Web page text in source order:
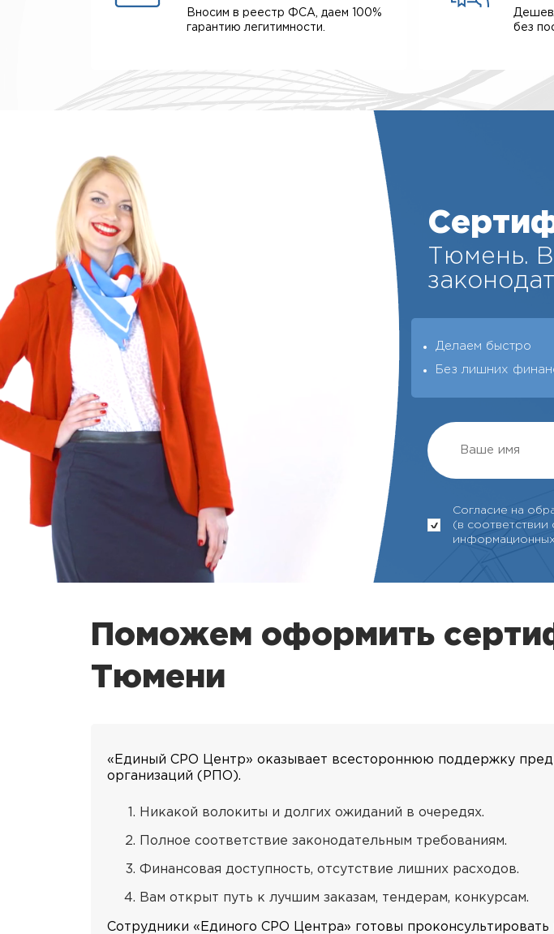
Вносим в реестр ФСА, даем 100%
гарантию легитимности.
без
Тюмень.
Делаем быстро
Без лишних
Согласие на
(в соответствии
Поможем оформить
Тюмени
«Единый СРО Центр» оказывает всестороннюю поддержку
организаций (РПО).
Никакой волокиты и долгих ожиданий в очередях.
Полное соответствие законодательным требованиям.
Финансовая доступность, отсутствие лишних расходов.
Вам открыт путь к лучшим заказам, тендерам, конкурсам.
Сотрудники «Единого СРО Центра» готовы проконсультировать